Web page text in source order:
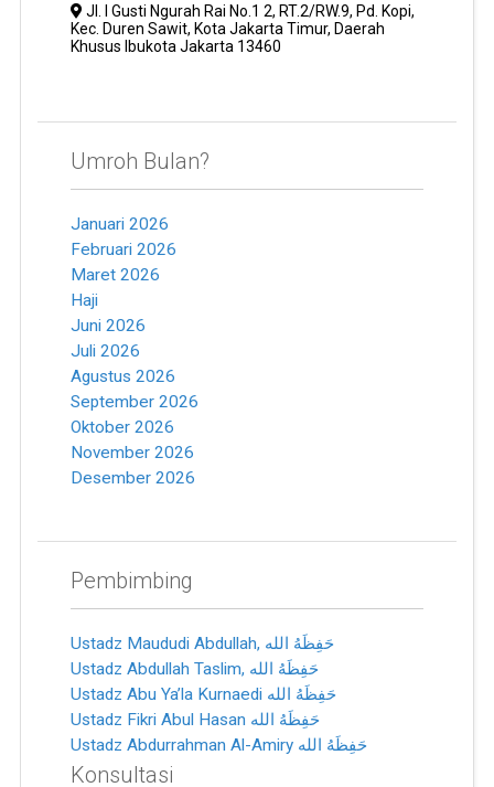
Jl. I Gusti Ngurah Rai No.1 2, RT.2/RW.9, Pd. Kopi,
Kec. Duren Sawit, Kota Jakarta Timur, Daerah
Khusus Ibukota Jakarta 13460
Umroh Bulan?
Januari 2026
Februari 2026
Maret 2026
Haji
Juni 2026
Juli 2026
Agustus 2026
September 2026
Oktober 2026
November 2026
Desember 2026
Pembimbing
Ustadz Maududi Abdullah, ﺣَﻔِﻈَﻪُ ﺍﻟﻠﻪ
Ustadz Abdullah Taslim, ﺣَﻔِﻈَﻪُ ﺍﻟﻠﻪ
Ustadz Abu Ya’la Kurnaedi ﺣَﻔِﻈَﻪُ ﺍﻟﻠﻪ
Ustadz Fikri Abul Hasan ﺣَﻔِﻈَﻪُ ﺍﻟﻠﻪ
Ustadz Abdurrahman Al-Amiry ﺣَﻔِﻈَﻪُ ﺍﻟﻠﻪ
Konsultasi